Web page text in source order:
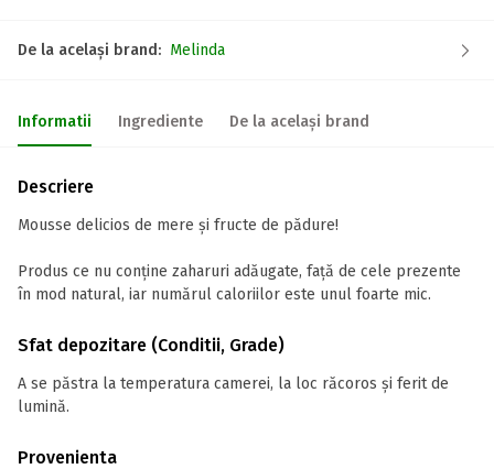
De la același brand: Melinda
Informatii Ingrediente De la același brand
Descriere
Mousse delicios de mere și fructe de pădure!
Produs ce nu conține zaharuri adăugate, față de cele prezente
în mod natural, iar numărul caloriilor este unul foarte mic.
Sfat depozitare (Conditii, Grade)
A se păstra la temperatura camerei, la loc răcoros și ferit de
lumină.
Provenienta